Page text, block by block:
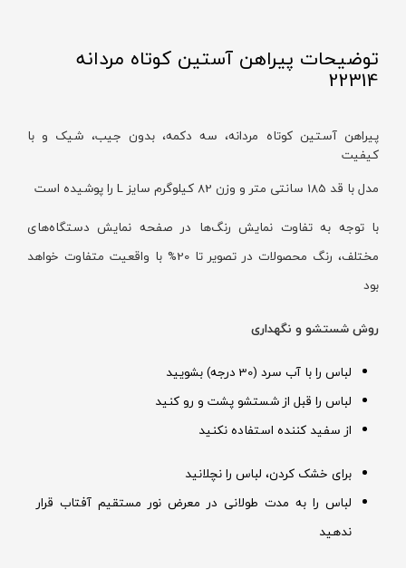
توضیحات پیراهن آستین کوتاه مردانه
22314
پیراهن آستین کوتاه مردانه، سه دکمه، بدون جیب، شیک و با
کیفیت
مدل با قد 185 سانتی متر و وزن 82 کیلوگرم سایز L را پوشیده است
با توجه به تفاوت نمایش رنگ‌ها در صفحه نمایش دستگاه‌های
مختلف، رنگ محصولات در تصویر تا 20% با واقعیت متفاوت خواهد
بود
روش شستشو و نگهداری
لباس را با آب سرد (30 درجه) بشویید
لباس را قبل از شستشو پشت و رو کنید
از سفید کننده استفاده نکنید
برای خشک کردن، لباس را نچلانید
لباس را به مدت طولانی در معرض نور مستقیم آفتاب قرار
ندهید